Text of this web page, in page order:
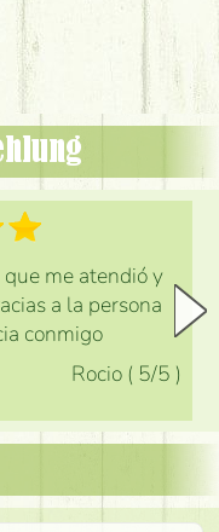
me atendió y
a la persona
conmigo
Rocio ( 5/5 )